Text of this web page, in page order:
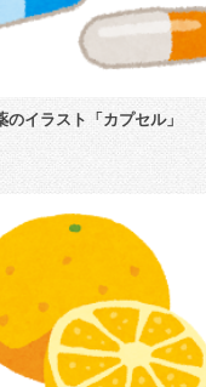
のイラスト「カプセル」